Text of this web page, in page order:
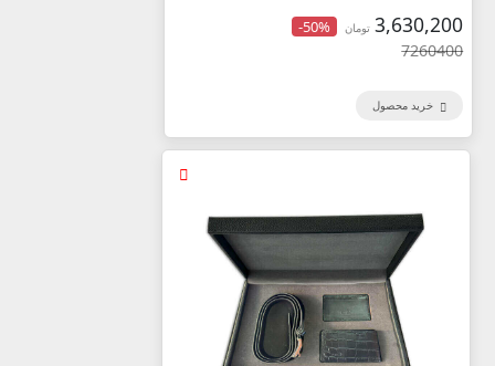
3,630,200 تومان -50%
7260400
خرید محصول